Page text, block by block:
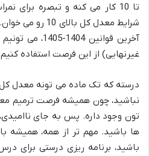
شرایط معدل کل
غیرنهایی) از این فرصت استفاده
درسته که تک ماده می تونه معدل کل
نباشید، چون همیشه فرصت ترمیم
تون وجود داره. پس به جای
ها باشید. مهم تر از همه، همیشه
باشید، برنامه ریزی درستی برای